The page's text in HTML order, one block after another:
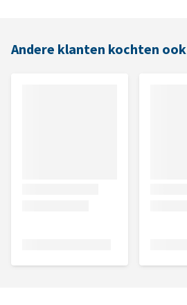
Andere klanten kochten ook